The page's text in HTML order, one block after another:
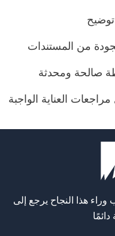
من المستندات
صالحة ومحدثة
العناية الواجبة
وراء هذا النجاح يرجع إلى